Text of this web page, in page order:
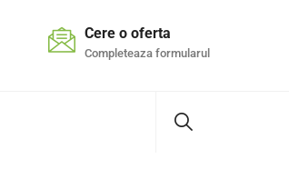
Cere o oferta
Completeaza formularul